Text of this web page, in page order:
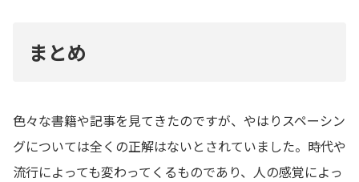
まとめ
色々な書籍や記事を見てきたのですが、やはりスペーシン
グについては全くの正解はないとされていました。時代や
流行によっても変わってくるものであり、人の感覚によっ